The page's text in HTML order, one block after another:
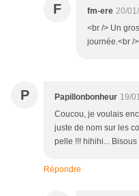
F fm-ere 20/
<br /> Un
journée.<br /
P Papillonbonheur 19/
Coucou, je voulais
juste de nom sur les
pelle !!! hihihi... Bisous
Répondre